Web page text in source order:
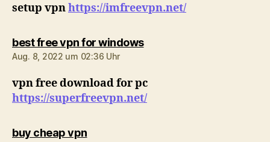
setup vpnhttps://imfreevpn.net/
best free vpn for windowssagt:
Aug. 8, 2022 um 02:36 Uhr
vpn free download for pc
https://superfreevpn.net/
buy cheap vpnsagt: